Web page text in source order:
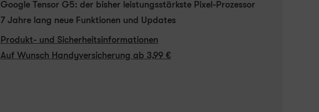
Google Tensor G5: der bisher leistungsstärkste Pixel-Prozessor
7 Jahre lang neue Funktionen und Updates
Produkt- und Sicherheitsinformationen
Auf Wunsch Handyversicherung ab 3,99 €